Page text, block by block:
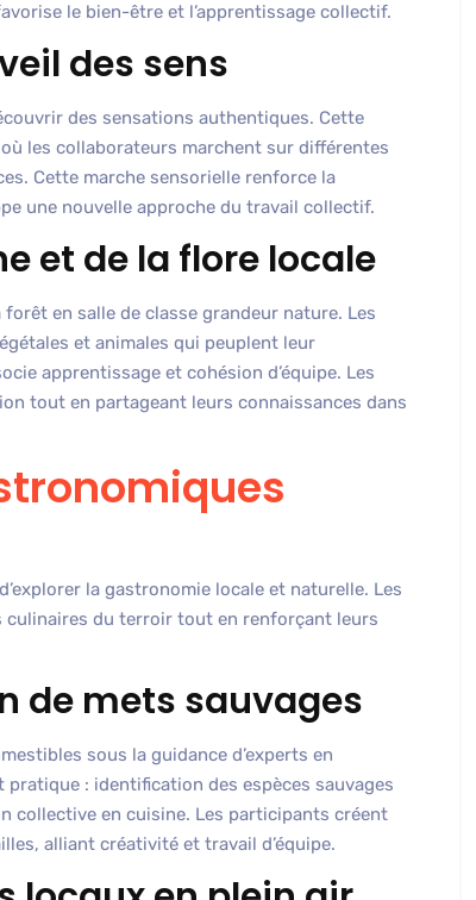
le bien-être et l’apprentissage collectif.
des sens
des sensations authentiques. Cette
les collaborateurs marchent sur différentes
Cette marche sensorielle renforce la
une nouvelle approche du travail collectif.
et de la flore locale
en salle de classe grandeur nature. Les
et animales qui peuplent leur
apprentissage et cohésion d’équipe. Les
tout en partageant leurs connaissances dans
la gastronomie locale et naturelle. Les
culinaires du terroir tout en renforçant leurs
de mets sauvages
sous la guidance d’experts en
: identification des espèces sauvages
collective en cuisine. Les participants créent
alliant créativité et travail d’équipe.